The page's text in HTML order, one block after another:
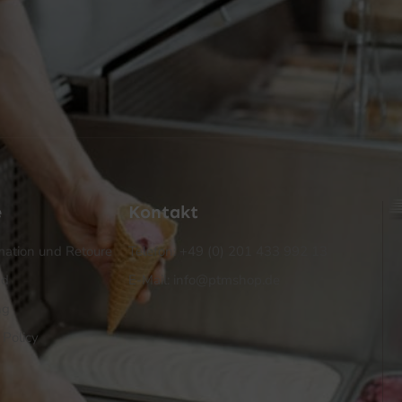
und Retoure
Kontakt
Telefon: +49 (0) 201 433 992 13
E-Mail: info@ptmshop.de